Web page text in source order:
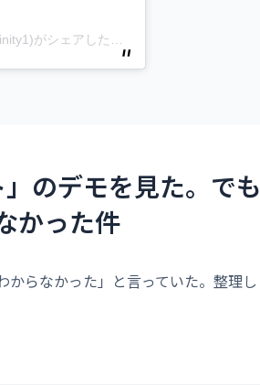
のデモを見た。でも
かった件
からなかった」と言っていた。整理し